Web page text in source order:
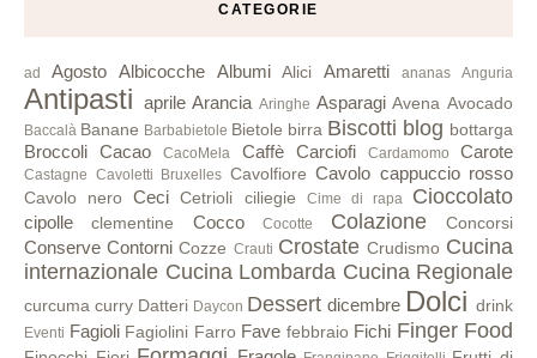
CATEGORIE
ad Agosto Albicocche Albumi Alici Amaretti ananas Anguria
Antipasti aprile Arancia Aringhe Asparagi Avena Avocado
Baccalà Banane Barbabietole Bietole birra Biscotti blog bottarga
Broccoli Cacao CacoMela Caffè Carciofi Cardamomo Carote
Castagne Cavoletti Bruxelles Cavolfiore Cavolo cappuccio rosso
Cavolo nero Ceci Cetrioli ciliegie Cime di rapa Cioccolato
cipolle clementine Cocco Cocotte Colazione Concorsi
Conserve Contorni Cozze Crauti Crostate Crudismo Cucina
internazionale Cucina Lombarda Cucina Regionale
curcuma curry Datteri Daycon Dessert dicembre Dolci drink
Eventi Fagioli Fagiolini Farro Fave febbraio Fichi Finger Food